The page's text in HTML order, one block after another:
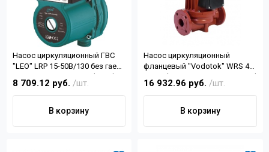
Насос циркуляционный ГВС
"LEO" LRP 15-50B/130 без гаек
85Вт, 40л/мин Н-4,5м d трубы
1", гайка 15мм
8 709.12 руб. /шт.
В корзину
Насос циркуляционный
фланцевый "Vodotok" WRS 40-
550-F, (0.55 кВт, 7,2м3/ч, Н-13, d
отв.1 1/2")
16 932.96 руб. /шт.
В корзину